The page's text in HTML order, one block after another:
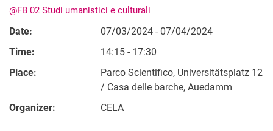
@FB 02 Studi umanistici e culturali
Date:
07/03/2024 - 07/04/2024
Time:
14:15 - 17:30
Place:
Parco Scientifico, Universitätsplatz 12
/ Casa delle barche, Auedamm
Organizer:
CELA